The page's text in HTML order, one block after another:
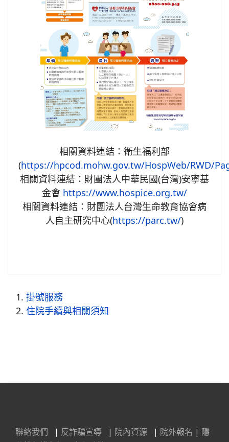
相關資料連結：衛生福利部
(https://hpcod.mohw.gov.tw/HospWeb/RWD/
相關資料連結：財團法人中華民國(台灣)安寧基
金會 https://www.hospice.org.tw/
相關資料連結：財團法人台灣生命教育協會病
人自主研究中心(https://parc.tw/)
掛號服務
住院手續與相關須知
聯絡我們 | 反詐騙宣導 | 院內資源 | 院外報名 | 隱